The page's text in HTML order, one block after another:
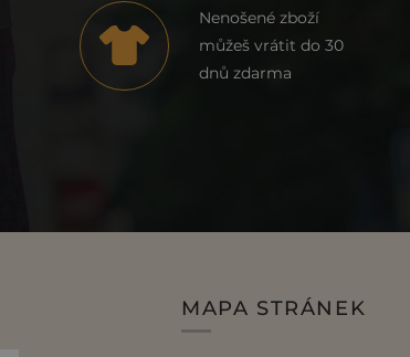
Nenošené zboží
můžeš vrátit do 30
dnů zdarma
MAPA STRÁNEK